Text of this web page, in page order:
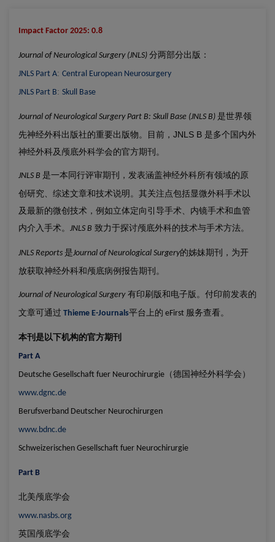
Impact Factor 2025: 0.8
Journal of Neurological Surgery (JNLS) 分两部分出版：
JNLS Part A: Central European Neurosurgery
JNLS Part B: Skull Base
Journal of Neurological Surgery Part B: Skull Base (JNLS B) 是世界领
先神经外科出版社的重要出版物。目前，JNLS B 是多个国内外
神经外科及颅底外科学会的官方期刊。
JNLS B 是一本同行评审期刊，发表涵盖神经外科所有领域的原
创研究、综述文章和技术说明。其关注点包括显微外科手术以
及最新的微创技术，例如立体定向引导手术、内镜手术和血管
内介入手术。 JNLS B 致力于探讨颅底外科的技术与手术方法。
JNLS Reports 是Journal of Neurological Surgery的姊妹期刊，为开
放获取神经外科和颅底病例报告期刊。
Journal of Neurological Surgery 有印刷版和电子版。付印前发表的
文章可通过 Thieme E-Journals平台上的 eFirst 服务查看。
本刊是以下机构的官方期刊
Part A
Deutsche Gesellschaft fuer Neurochirurgie （德国神经外科学会）
www.dgnc.de
Berufsverband Deutscher Neurochirurgen
www.bdnc.de
Schweizerischen Gesellschaft fuer Neurochirurgie
Part B
北美颅底学会
www.nasbs.org
英国颅底学会